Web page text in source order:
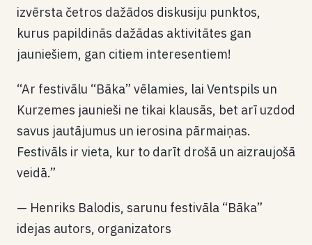
izvērsta četros dažādos diskusiju punktos,
kurus papildinās dažādas aktivitātes gan
jauniešiem, gan citiem interesentiem!
“Ar festivālu “Bāka” vēlamies, lai Ventspils un
Kurzemes jaunieši ne tikai klausās, bet arī uzdod
savus jautājumus un ierosina pārmaiņas.
Festivāls ir vieta, kur to darīt drošā un aizraujošā
veidā.”
— Henriks Balodis, sarunu festivāla “Bāka”
idejas autors, organizators